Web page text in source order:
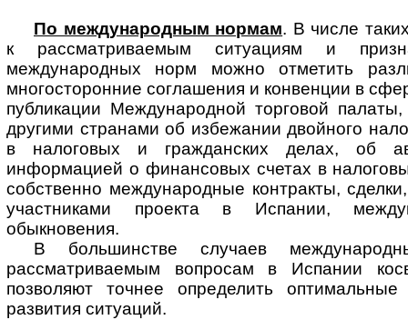
По международным нормам. В числе
к рассматриваемым ситуациям и
международных норм можно отметить
многосторонние соглашения и конвенции в
публикации Международной торговой
другими странами об избежании двойного
в налоговых и гражданских делах, об
информацией о финансовых счетах в
собственно международные контракты,
участниками проекта в Испании,
обыкновения.
В большинстве случаев
рассматриваемым вопросам в Испании
позволяют точнее определить
развития ситуаций.